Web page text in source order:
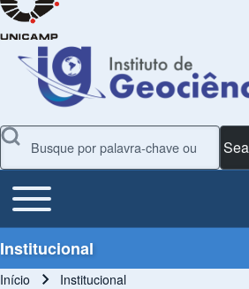
Search
Main Menu
Toggle main menu
Institucional
Início Institucional